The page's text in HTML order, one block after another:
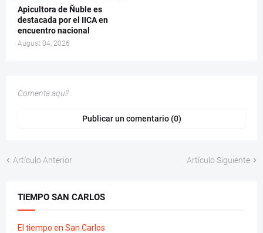
Apicultora de Ñuble es
destacada por el IICA en
encuentro nacional
August 04, 2026
Comenta aquí!
Publicar un comentario (0)
Artículo Anterior Artículo Siguiente
TIEMPO SAN CARLOS
El tiempo en San Carlos